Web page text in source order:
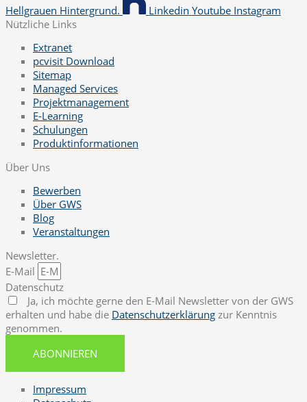
Hellgrauen Hintergrund. Linkedin Youtube Instagram
Nützliche Links
Extranet
pcvisit Download
Sitemap
Managed Services
Projektmanagement
E-Learning
Schulungen
Produktinformationen
Über Uns
Bewerben
Über GWS
Blog
Veranstaltungen
Newsletter.
E-Mail
Datenschutz
Ja, ich möchte gerne den E-Mail Newsletter von der GWS
erhalten und habe die Datenschutzerklärung zur Kenntnis
genommen.
ABONNIEREN
Impressum